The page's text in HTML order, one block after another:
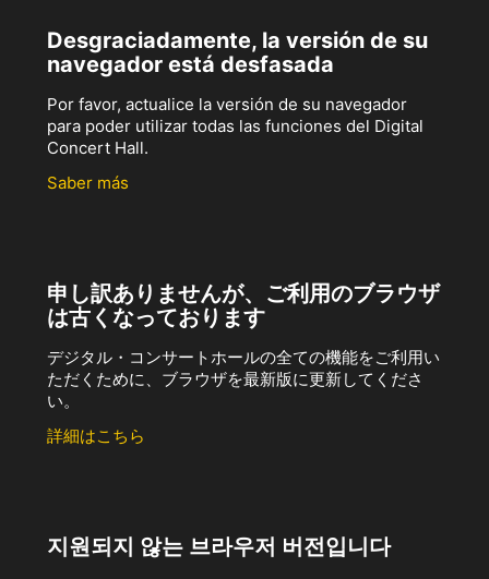
Desgraciadamente, la versión de su
navegador está desfasada
Por favor, actualice la versión de su navegador
para poder utilizar todas las funciones del Digital
Concert Hall.
Saber más
申し訳ありませんが、ご利用のブラウザ
は古くなっております
デジタル・コンサートホールの全ての機能をご利用い
ただくために、ブラウザを最新版に更新してくださ
い。
詳細はこちら
지원되지 않는 브라우저 버전입니다